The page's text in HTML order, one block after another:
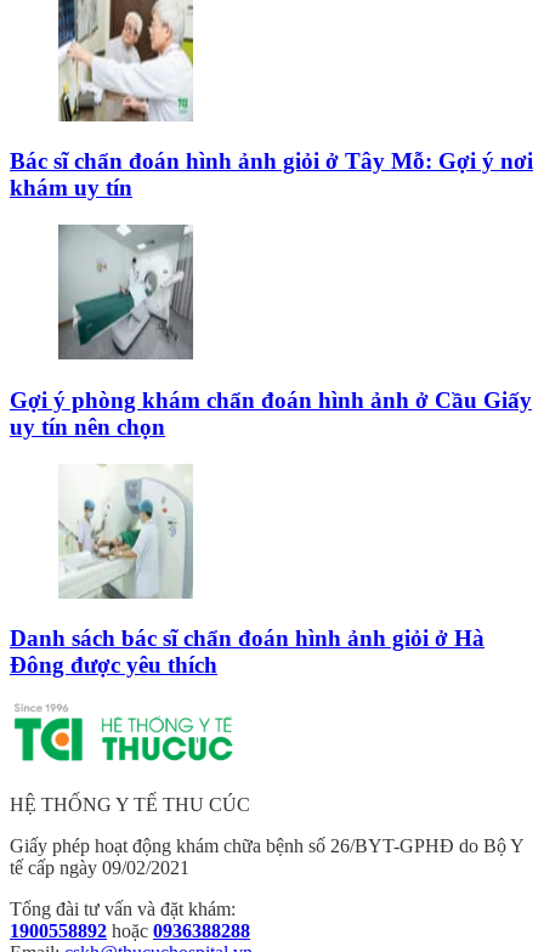
Bác sĩ chẩn đoán hình ảnh giỏi ở Tây Mỗ: Gợi ý nơi
khám uy tín
Gợi ý phòng khám chẩn đoán hình ảnh ở Cầu Giấy
uy tín nên chọn
Danh sách bác sĩ chẩn đoán hình ảnh giỏi ở Hà
Đông được yêu thích
HỆ THỐNG Y TẾ THU CÚC
Giấy phép hoạt động khám chữa bệnh số 26/BYT-GPHĐ do Bộ Y
tế cấp ngày 09/02/2021
Tổng đài tư vấn và đặt khám:
1900558892 hoặc 0936388288